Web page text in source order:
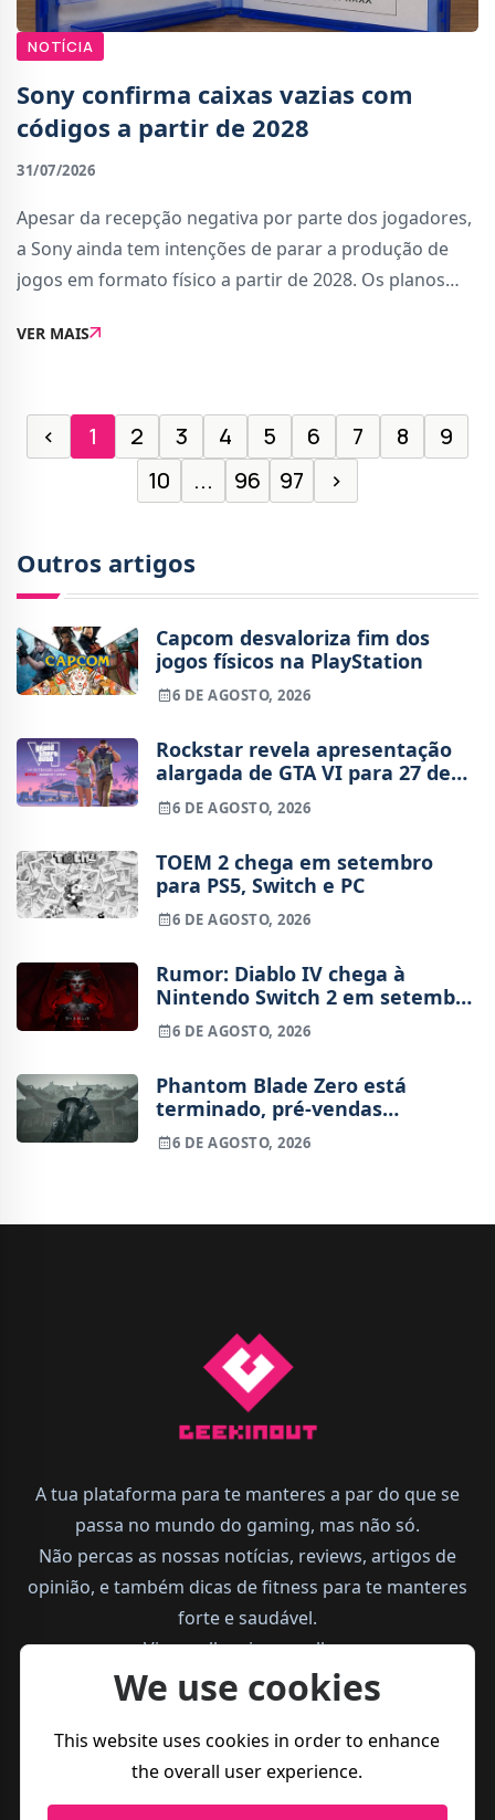
NOTÍCIA
Sony confirma caixas vazias com
códigos a partir de 2028
31/07/2026
Apesar da recepção negativa por parte dos jogadores,
a Sony ainda tem intenções de parar a produção de
jogos em formato físico a partir de 2028. Os planos
investidores, onde a empresa apresentou os seus
VER MAIS
‹ 1 2 3 4 5 6 7 8
9
10
... 96 97 ›
Outros artigos
Capcom desvaloriza fim dos
jogos físicos na PlayStation
6 DE AGOSTO, 2026
Rockstar revela apresentação
alargada de GTA VI para 27 de
agosto
6 DE AGOSTO, 2026
TOEM 2 chega em setembro
para PS5, Switch e PC
6 DE AGOSTO, 2026
Rumor: Diablo IV chega à
Nintendo Switch 2 em setembro
e vai custar o preço de um jogo
novo
6 DE AGOSTO, 2026
Phantom Blade Zero está
terminado, pré-vendas
começam na próxima semana
6 DE AGOSTO, 2026
A tua plataforma para te manteres a par do que se
passa no mundo do gaming, mas não só.
Não percas as nossas notícias, reviews, artigos de
opinião, e também dicas de fitness para te manteres
forte e saudável.
Vive melhor, joga melhor.
We use cookies
This website uses cookies in order to enhance
the overall user experience.